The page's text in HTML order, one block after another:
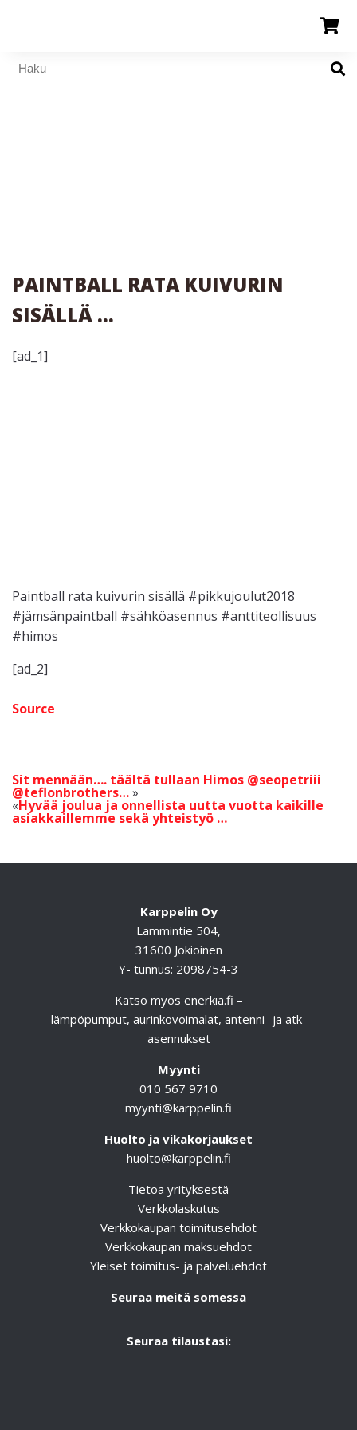
PAINTBALL RATA KUIVURIN
SISÄLLÄ …
[ad_1]
Paintball rata kuivurin sisällä #pikkujoulut2018
#jämsänpaintball #sähköasennus #anttiteollisuus
#himos
[ad_2]
Source
Sit mennään…. täältä tullaan Himos @seopetriii
@teflonbrothers…
Hyvää joulua ja onnellista uutta vuotta kaikille
asiakkaillemme sekä yhteistyö …
Karppelin Oy
Lammintie 504,
31600 Jokioinen
Y- tunnus: 2098754-3
Katso myös enerkia.fi –
lämpöpumput, aurinkovoimalat, antenni- ja atk-
asennukset
Myynti
010 567 9710
myynti@karppelin.fi
Huolto ja vikakorjaukset
huolto@karppelin.fi
Tietoa yrityksestä
Verkkolaskutus
Verkkokaupan toimitusehdot
Verkkokaupan maksuehdot
Yleiset toimitus- ja palveluehdot
Seuraa meitä somessa
Seuraa tilaustasi: